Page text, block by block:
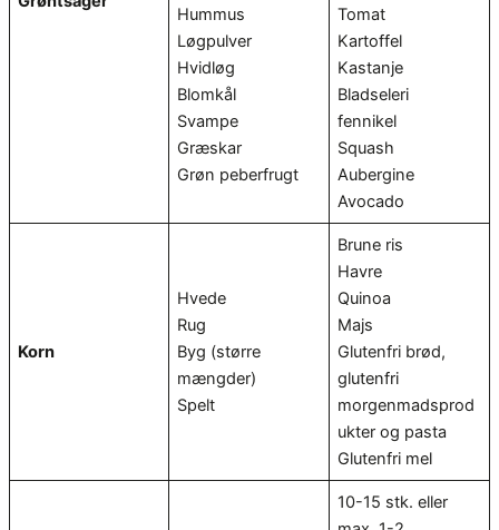
Hummus
Løgpulver
Hvidløg
Blomkål
Svampe
Græskar
Grøn peberfrugt
Tomat
Kartoffel
Kastanje
Bladseleri
fennikel
Squash
Aubergine
Avocado
Korn
Hvede
Rug
Byg (større
mængder)
Spelt
Brune ris
Havre
Quinoa
Majs
Glutenfri brød,
glutenfri
morgenmadsprod
ukter og pasta
Glutenfri mel
10-15 stk. eller